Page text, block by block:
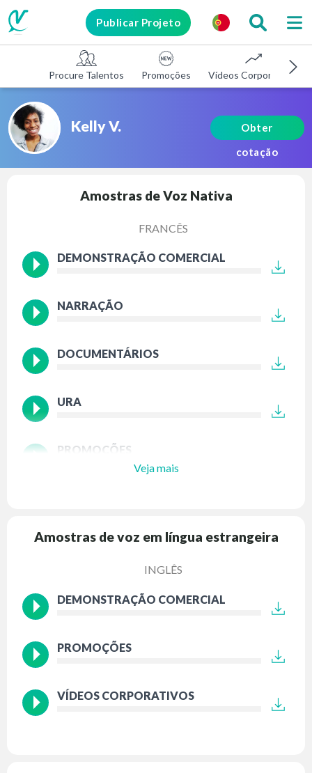
Publicar Projeto
Procure Talentos Promoções Vídeos Corporativos
Kelly V.
Obter
cotação
Amostras de Voz Nativa
FRANCÊS
DEMONSTRAÇÃO COMERCIAL
NARRAÇÃO
DOCUMENTÁRIOS
URA
PROMOÇÕES
Veja mais
Amostras de voz em língua estrangeira
INGLÊS
DEMONSTRAÇÃO COMERCIAL
PROMOÇÕES
VÍDEOS CORPORATIVOS